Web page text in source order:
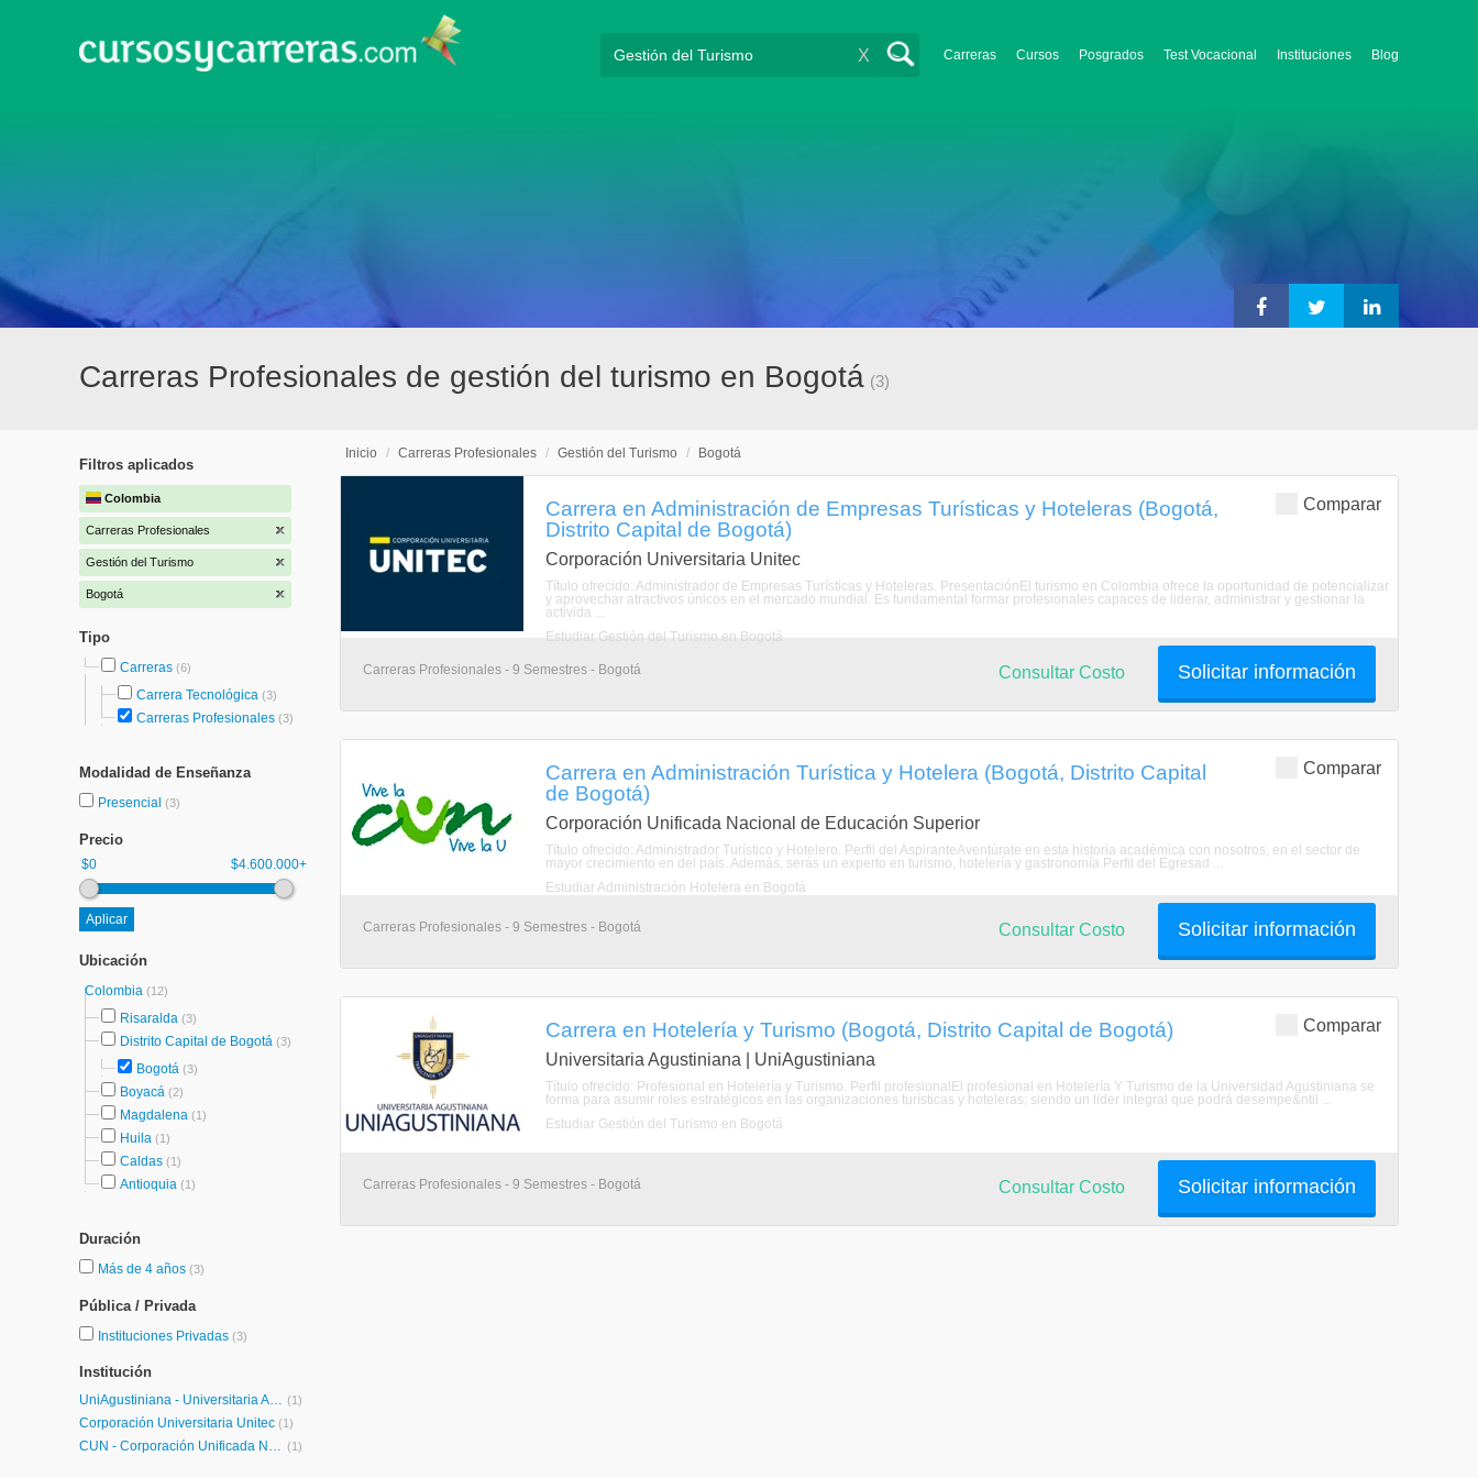
Carreras Cursos Posgrados Test Vocacional Instituciones Blog
X
Carreras Profesionales de gestión del turismo en Bogotá (3)
Filtros aplicados
Colombia
Carreras Profesionales
Gestión del Turismo
Bogotá
Tipo
Carreras (6)
Carrera Tecnológica (3)
Carreras Profesionales (3)
Modalidad de Enseñanza
Presencial (3)
Precio
$0 $4.600.000+
Ubicación
Colombia (12)
Risaralda (3)
Distrito Capital de Bogotá (3)
Bogotá (3)
Boyacá (2)
Magdalena (1)
Huila (1)
Caldas (1)
Antioquia (1)
Duración
Más de 4 años (3)
Pública / Privada
Instituciones Privadas (3)
Institución
UniAgustiniana - Universitaria Agustiniana | UniAgustiniana (1)
Corporación Universitaria Unitec (1)
CUN - Corporación Unificada Nacional de Educación Superior (1)
Inicio / Carreras Profesionales / Gestión del Turismo / Bogotá
Comparar
Carrera en Administración de Empresas Turísticas y Hoteleras (Bogotá,
Distrito Capital de Bogotá)
Corporación Universitaria Unitec
Título ofrecido: Administrador de Empresas Turísticas y Hoteleras. PresentaciónEl turismo en Colombia ofrece la oportunidad de potencializar
y aprovechar atractivos únicos en el mercado mundial. Es fundamental formar profesionales capaces de liderar, administrar y gestionar la
activida ...
Estudiar Gestión del Turismo en Bogotá
Carreras Profesionales - 9 Semestres - Bogotá Solicitar información
Consultar Costo
Comparar
Carrera en Administración Turística y Hotelera (Bogotá, Distrito Capital
de Bogotá)
Corporación Unificada Nacional de Educación Superior
Título ofrecido: Administrador Turístico y Hotelero. Perfil del AspiranteAventúrate en esta historia académica con nosotros, en el sector de
mayor crecimiento en del país. Además, serás un experto en turismo, hotelería y gastronomía.Perfil del Egresad ...
Estudiar Administración Hotelera en Bogotá
Carreras Profesionales - 9 Semestres - Bogotá Solicitar información
Consultar Costo
Comparar
Carrera en Hotelería y Turismo (Bogotá, Distrito Capital de Bogotá)
Universitaria Agustiniana | UniAgustiniana
Título ofrecido: Profesional en Hotelería y Turismo. Perfil profesionalEl profesional en Hotelería Y Turismo de la Universidad Agustiniana se
forma para asumir roles estratégicos en las organizaciones turísticas y hoteleras; siendo un lider integral que podrá desempe&ntil ...
Estudiar Gestión del Turismo en Bogotá
Carreras Profesionales - 9 Semestres - Bogotá Solicitar información
Consultar Costo